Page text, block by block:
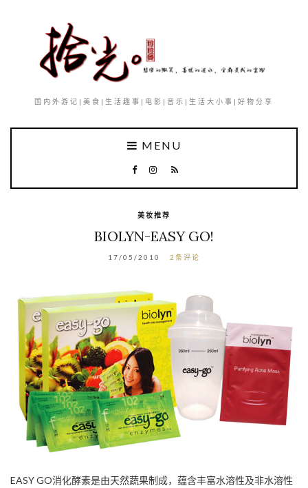
国内外游记|美食|生活趣事|电影|音乐|生活大小事|好物分享
MENU
美妆推荐
BIOLYN-EASY GO!
17/05/2010 2条评论
EASY GO消化酵素是由天然蔬果制成，蕴含丰富水溶性及非水溶性